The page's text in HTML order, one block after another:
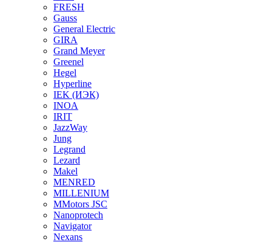
FRESH
Gauss
General Electric
GIRA
Grand Meyer
Greenel
Hegel
Hyperline
IEK (ИЭК)
INOA
IRIT
JazzWay
Jung
Legrand
Lezard
Makel
MENRED
MILLENIUM
MMotors JSC
Nanoprotech
Navigator
Nexans